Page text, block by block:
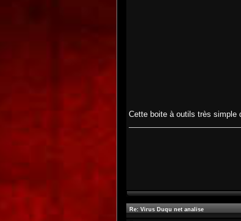
Cette boite à outils très simple
Re: Virus Duqu net analise